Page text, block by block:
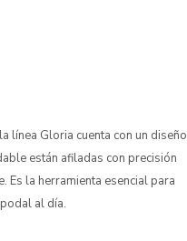
línea Gloria cuenta con un diseño
están afiladas con precisión
Es la herramienta esencial para
al día.